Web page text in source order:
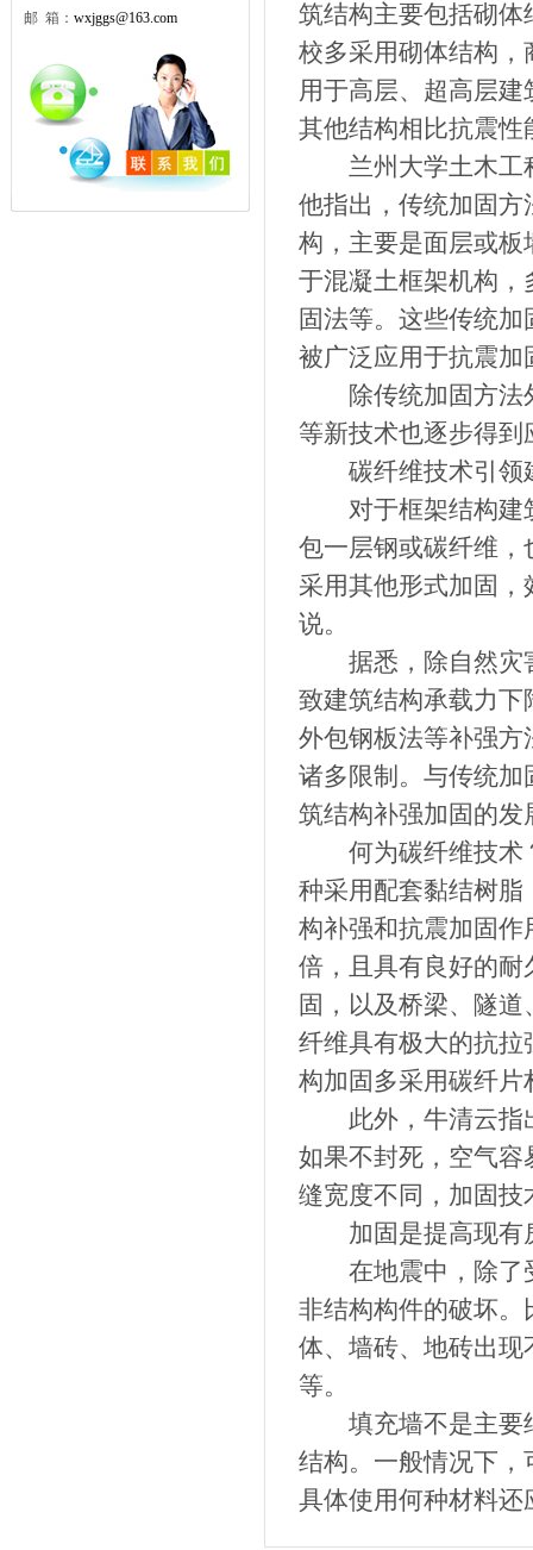
邮 箱： wxjggs@163.com
筑结构主要包括砌
校多采用砌体结构
用于高层、超高层
其他结构相比抗震性
兰州大学土木工程
他指出，传统加固
构，主要是面层或
于混凝土框架机构
固法等。这些传统
被广泛应用于抗震加
除传统加固方法外
等新技术也逐步得到
碳纤维技术引领
对于框架结构建筑
包一层钢或碳纤维，
采用其他形式加固
说。
据悉，除自然灾害
致建筑结构承载力
外包钢板法等补强
诸多限制。与传统
筑结构补强加固的
何为碳纤维技术？
种采用配套黏结树
构补强和抗震加固作
倍，且具有良好的
固，以及桥梁、隧
纤维具有极大的抗
构加固多采用碳纤
此外，牛清云指出
如果不封死，空气
缝宽度不同，加固技
加固是提高现有
在地震中，除了受
非结构构件的破坏
体、墙砖、地砖出
等。
填充墙不是主要结
结构。一般情况下
具体使用何种材料